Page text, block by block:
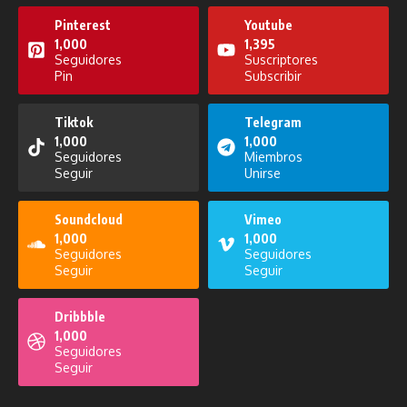
Noticiero del 6 de enero de 2026
octubre de 2025
23 de octubre de 2025
Solo por Hoy del 23 de septiembre
de 2025
23 de septiembre de 2025
Pensando en Voz Alta del 25 de
Pinterest
1,000
Seguidores
Pin
Youtube
1,395
Suscriptores
Subscribir
Tiktok
1,000
Seguidores
Seguir
Telegram
1,000
Miembros
Unirse
Soundcloud
1,000
Seguidores
Seguir
Vimeo
1,000
Seguidores
Seguir
Dribbble
1,000
Seguidores
Seguir